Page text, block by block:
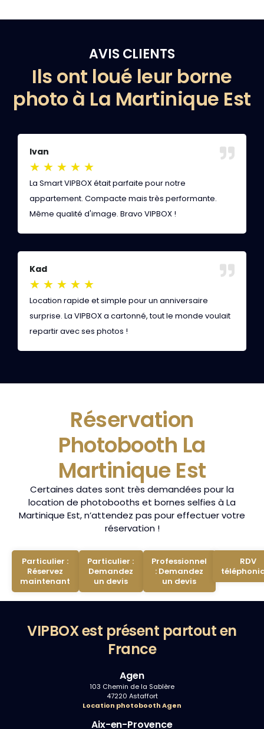
AVIS CLIENTS
Ils ont loué leur borne
photo à La Martinique Est
Ivan
★ ★ ★ ★ ★
La Smart VIPBOX était parfaite pour notre
appartement. Compacte mais très performante.
Même qualité d'image. Bravo VIPBOX !
Kad
★ ★ ★ ★ ★
Location rapide et simple pour un anniversaire
surprise. La VIPBOX a cartonné, tout le monde voulait
repartir avec ses photos !
Réservation
Photobooth La
Martinique Est
Certaines dates sont très demandées pour la
location de photobooths et bornes selfies à La
Martinique Est, n’attendez pas pour effectuer votre
réservation !
Particulier :
Réservez
maintenant
Particulier :
Demandez
un devis
Professionnel
: Demandez
un devis
RDV
VIPBOX est présent partout en
France
Agen
103 Chemin de la Sablère
47220 Astaffort
Location photobooth Agen
Aix-en-Provence